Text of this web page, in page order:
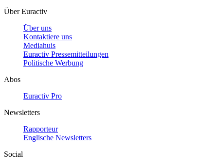
Über Euractiv
Über uns
Kontaktiere uns
Mediahuis
Euractiv Pressemitteilungen
Politische Werbung
Abos
Euractiv Pro
Newsletters
Rapporteur
Englische Newsletters
Social